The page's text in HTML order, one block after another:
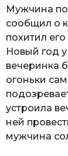
Мужчина
сообщил о
похитил
Новый год
вечеринка
огоньки
устроила
ней
мужчина